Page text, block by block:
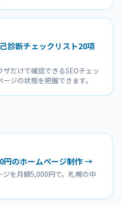
診断チェックリスト20項
だけで確認できるSEOチェッ
ジの状態を把握できます。
円のホームページ制作 →
ジを月額5,000円で。札幌の中